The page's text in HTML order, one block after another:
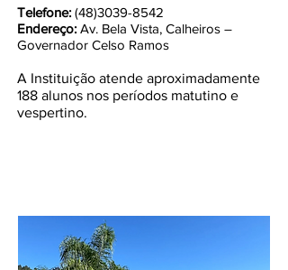
Telefone: (48)3039-8542
Endereço: Av. Bela Vista, Calheiros –
Governador Celso Ramos
A Instituição atende aproximadamente
188 alunos nos períodos matutino e
vespertino.